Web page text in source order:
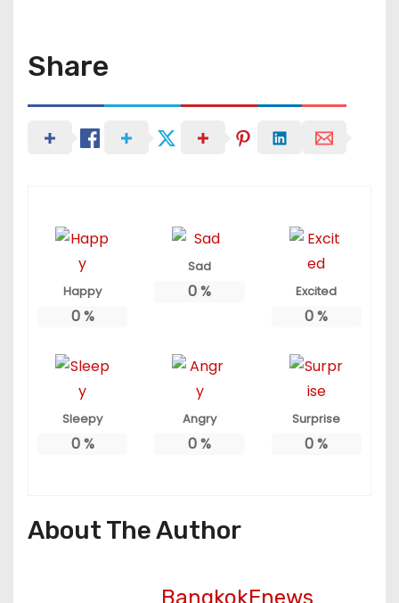
Share
Happy
0%
Sad
0% Excited
0%
Sleepy
0%
Angry
0%
Surprise
0%
About The Author